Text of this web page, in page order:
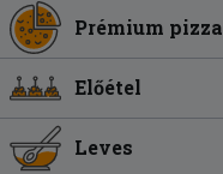
Prémium pizza
Előétel
Leves